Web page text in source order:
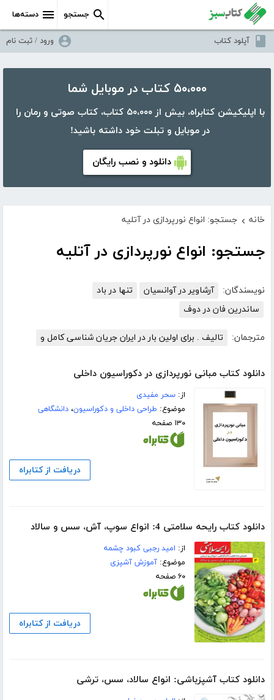
دسته‌ها جستجو
آپلود کتاب ورود / ثبت نام
۵۰،۰۰۰ کتاب در موبایل شما
با اپلیکیشن کتابراه، بیش از ۵۰،۰۰۰ کتاب، کتاب صوتی و رمان را
در موبایل و تبلت خود داشته باشید!
دانلود و نصب رایگان
خانه › جستجو: انواع نورپردازی در آتلیه
جستجو: انواع نورپردازی در آتلیه
نویسندگان: آرشاویر در آوانسیان
تنها در باد
ساندرین فان در دوف
مترجمان: تالیف . برای اولین بار در ایران جریان شناسی کامل و
دانلود کتاب مبانی نورپردازی در دکوراسیون داخلی
از:سحر مفیدی
موضوع: طراحی داخلی و دکوراسیون،دانشگاهی
۱۳۰ صفحه
دریافت از کتابراه
دانلود کتاب رایحه سلامتی 4: انواع سوپ، آش، سس و سالاد
از: امید رجبی کبود چشمه
موضوع:آموزش آشپزی
۶۰ صفحه
دریافت از کتابراه
دانلود کتاب آشپزباشی: انواع سالاد، سس، ترشى